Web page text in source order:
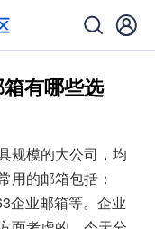
有哪些选
规模的大公司，均
用的邮箱包括：
企业邮箱等。企业